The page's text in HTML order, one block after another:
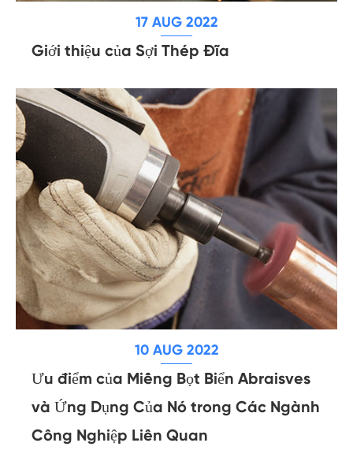
17 AUG 2022
Giới thiệu của Sợi Thép Đĩa
10 AUG 2022
Ưu điểm của Miếng Bọt Biển Abraisves
và Ứng Dụng Của Nó trong Các Ngành
Công Nghiệp Liên Quan